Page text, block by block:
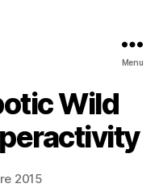
Menu
Wild
2015